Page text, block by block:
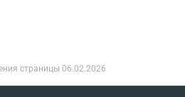
страницы 06.02.2026